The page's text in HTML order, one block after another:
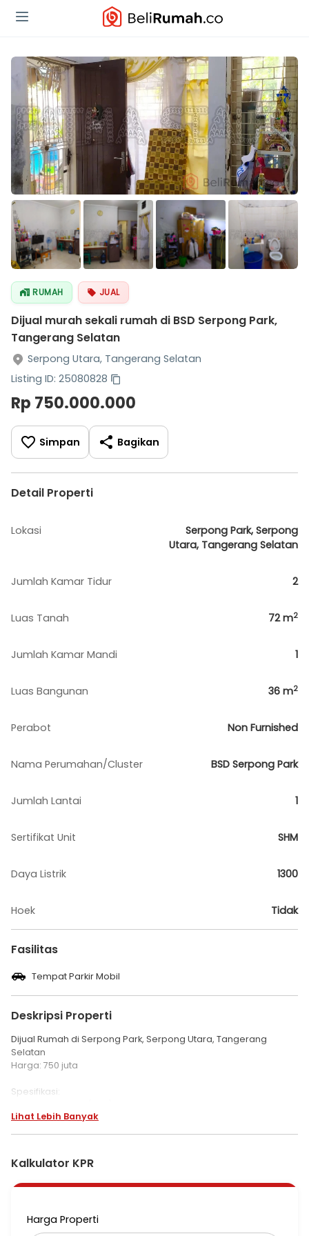
RUMAH JUAL
Dijual murah sekali rumah di BSD Serpong Park,
Tangerang Selatan
Serpong Utara, Tangerang Selatan
Listing ID: 25080828
Rp 750.000.000
Simpan Bagikan
Detail Properti
Lokasi
Serpong Park, Serpong
Utara, Tangerang Selatan
Jumlah Kamar Tidur 2
Luas Tanah 72m2
Jumlah Kamar Mandi 1
Luas Bangunan 36 m2
Perabot Non Furnished
Nama Perumahan/Cluster BSD Serpong Park
Jumlah Lantai 1
Sertifikat Unit SHM
Daya Listrik 1300
Hoek Tidak
Fasilitas
Tempat Parkir Mobil
Deskripsi Properti
Dijual Rumah di Serpong Park, Serpong Utara, Tangerang
Selatan
Harga: 750 juta
Spesifikasi:
Luas Bangunan 36 m
Hadap Selatan
Dapur: 1
Lihat Lebih Banyak
Kalkulator KPR
Harga Properti